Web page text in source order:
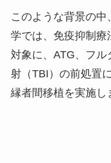
このような背景の
学では、免疫抑制療
対象に、 ATG、フル
射（TBI ）の前処置に
縁者間移植を実施し